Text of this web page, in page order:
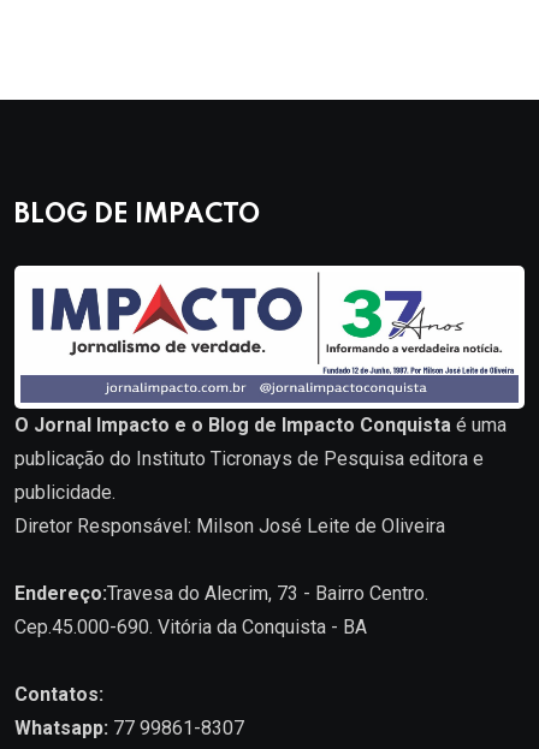
BLOG DE IMPACTO
O Jornal Impacto e o Blog de Impacto Conquista é uma
publicação do Instituto Ticronays de Pesquisa editora e
publicidade.
Diretor Responsável: Milson José Leite de Oliveira
Endereço:Travesa do Alecrim, 73 - Bairro Centro.
Cep.45.000-690. Vitória da Conquista - BA
Contatos:
Whatsapp: 77 99861-8307